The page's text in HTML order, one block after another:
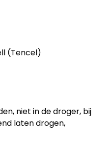
(Tencel)
niet in de droger, bij
laten drogen,